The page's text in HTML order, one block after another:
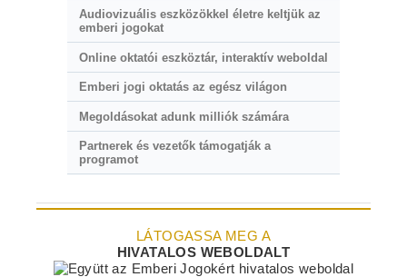
Audiovizuális eszközökkel életre keltjük az
emberi jogokat
Online oktatói eszköztár, interaktív weboldal
Emberi jogi oktatás az egész világon
Megoldásokat adunk milliók számára
Partnerek és vezetők támogatják a
programot
LÁTOGASSA MEG A
HIVATALOS WEBOLDALT